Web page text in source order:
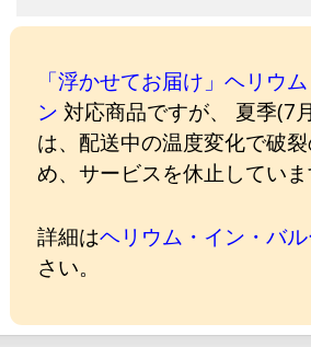
「浮かせてお届け」ヘリウ
ン 対応商品ですが、 夏季(7
は、配送中の温度変化で破
め、サービスを休止していま
詳細はヘリウム・イン・バ
さい。